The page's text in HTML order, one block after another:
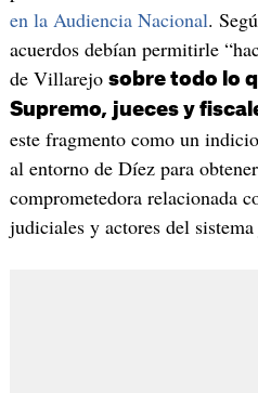
en la Audiencia Nacional.
acuerdos debían permitirle
de Villarejo sobre todo lo
Supremo, jueces y
este fragmento como un
al entorno de Díez para
comprometedora relacionada
judiciales y actores del